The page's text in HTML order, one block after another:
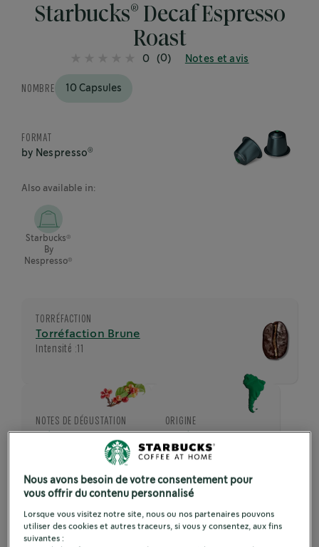
Starbucks® Decaf Espresso
Roast
NOMBRE 10 Capsules
0 (0) Notes et avis
FORMAT
by Nespresso®
Also available in:
Starbucks®
By
Nespresso®
TORRÉFACTION
Torréfaction Brune
Intensité :11
NOTES DE DÉGUSTATION
Très intenses et
caramélisées
ORIGINE
Amérique Latine
Espresso 40ml
Nous avons besoin de votre consentement pour
vous offrir du contenu personnalisé
Lorsque vous visitez notre site, nous ou nos partenaires pouvons
utiliser des cookies et autres traceurs, si vous y consentez, aux fins
suivantes :